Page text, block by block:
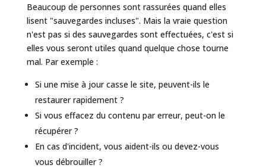
Beaucoup de personnes sont rassurées quand elles
lisent "sauvegardes incluses". Mais la vraie question
n'est pas si des sauvegardes sont effectuées, c'est si
elles vous seront utiles quand quelque chose tourne
mal. Par exemple :
Si une mise à jour casse le site, peuvent-ils le
restaurer rapidement ?
Si vous effacez du contenu par erreur, peut-on le
récupérer ?
En cas d'incident, vous aident-ils ou devez-vous
vous débrouiller ?